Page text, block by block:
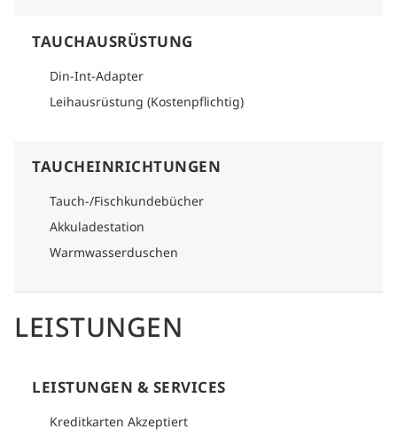
TAUCHAUSRÜSTUNG
Din-Int-Adapter
Leihausrüstung (Kostenpflichtig)
TAUCHEINRICHTUNGEN
Tauch-/Fischkundebücher
Akkuladestation
Warmwasserduschen
LEISTUNGEN
LEISTUNGEN & SERVICES
Kreditkarten Akzeptiert